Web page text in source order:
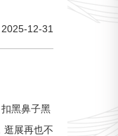
2025-12-31
黑鼻子黑
逛展再也不